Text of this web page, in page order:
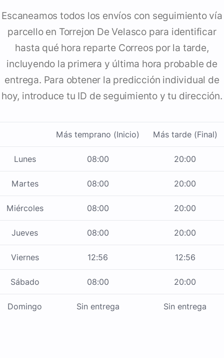
Escaneamos todos los envíos con seguimiento vía
parcello en Torrejon De Velasco para identificar
hasta qué hora reparte Correos por la tarde,
incluyendo la primera y última hora probable de
entrega. Para obtener la predicción individual de
hoy, introduce tu ID de seguimiento y tu dirección.
Más temprano (Inicio) Más tarde (Final)
Lunes 08:00 20:00
Martes 08:00 20:00
Miércoles 08:00 20:00
Jueves 08:00 20:00
Viernes 12:56 12:56
Sábado 08:00 20:00
Domingo Sin entrega Sin entrega